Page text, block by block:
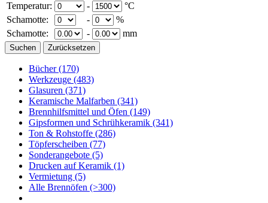
Temperatur:
-
°C
Schamotte:
-
%
Schamotte:
- mm
Bücher(170)
Werkzeuge (483)
Glasuren (371)
Keramische Malfarben (341)
Brennhilfsmittel und Öfen (149)
Gipsformen und Schrühkeramik (341)
Ton & Rohstoffe (286)
Töpferscheiben (77)
Sonderangebote (5)
Drucken auf Keramik (1)
Vermietung (5)
Alle Brennöfen (>300)